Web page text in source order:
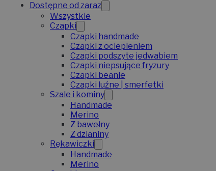
Dostępne od zaraz
Wszystkie
Czapki
Czapki handmade
Czapki z ociepleniem
Czapki podszyte jedwabiem
Czapki niepsujące fryzury
Czapki beanie
Czapki luźne | smerfetki
Szale i kominy
Handmade
Merino
Z bawełny
Z dzianiny
Rękawiczki
Handmade
Merino